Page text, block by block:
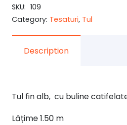
fin
cu
buline
catifelate
SKU: 109
Category: Tesaturi, Tul
Description
Tul fin alb, cu buline
Lățime 1.50 m